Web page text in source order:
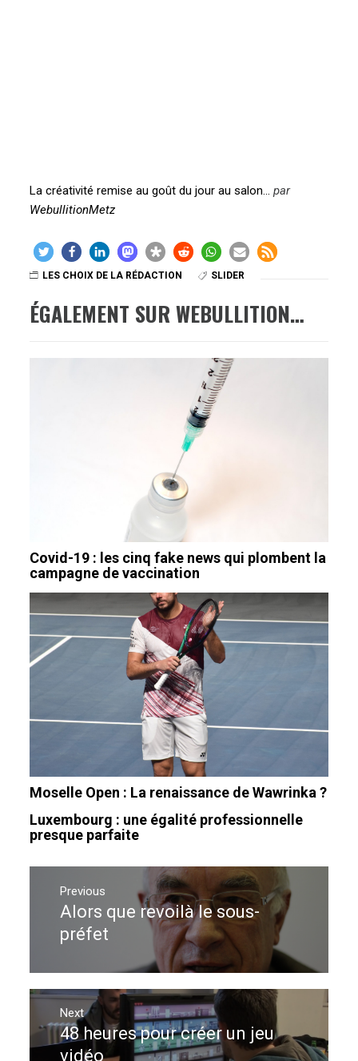
La créativité remise au goût du jour au salon… par
WebullitionMetz
LES CHOIX DE LA RÉDACTION SLIDER
ÉGALEMENT SUR WEBULLITION…
Covid-19 : les cinq fake news qui plombent la
campagne de vaccination
Moselle Open : La renaissance de Wawrinka ?
Luxembourg : une égalité professionnelle
presque parfaite
Navigation
l’article
Previous
Previous
post:
Alors que revoilà le sous-
préfet
Next
Next
post:
48 heures pour créer un jeu
vidéo